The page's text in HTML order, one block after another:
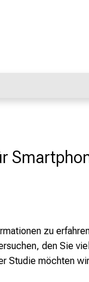
zu
den Sie
Studie möchten